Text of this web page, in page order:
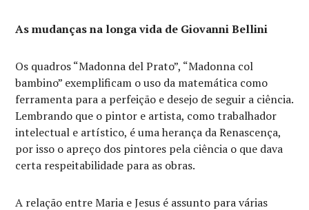
As mudanças na longa vida de Giovanni Bellini
Os quadros “Madonna del Prato”, “Madonna col
bambino” exemplificam o uso da matemática como
ferramenta para a perfeição e desejo de seguir a ciência.
Lembrando que o pintor e artista, como trabalhador
intelectual e artístico, é uma herança da Renascença,
por isso o apreço dos pintores pela ciência o que dava
certa respeitabilidade para as obras.
A relação entre Maria e Jesus é assunto para várias